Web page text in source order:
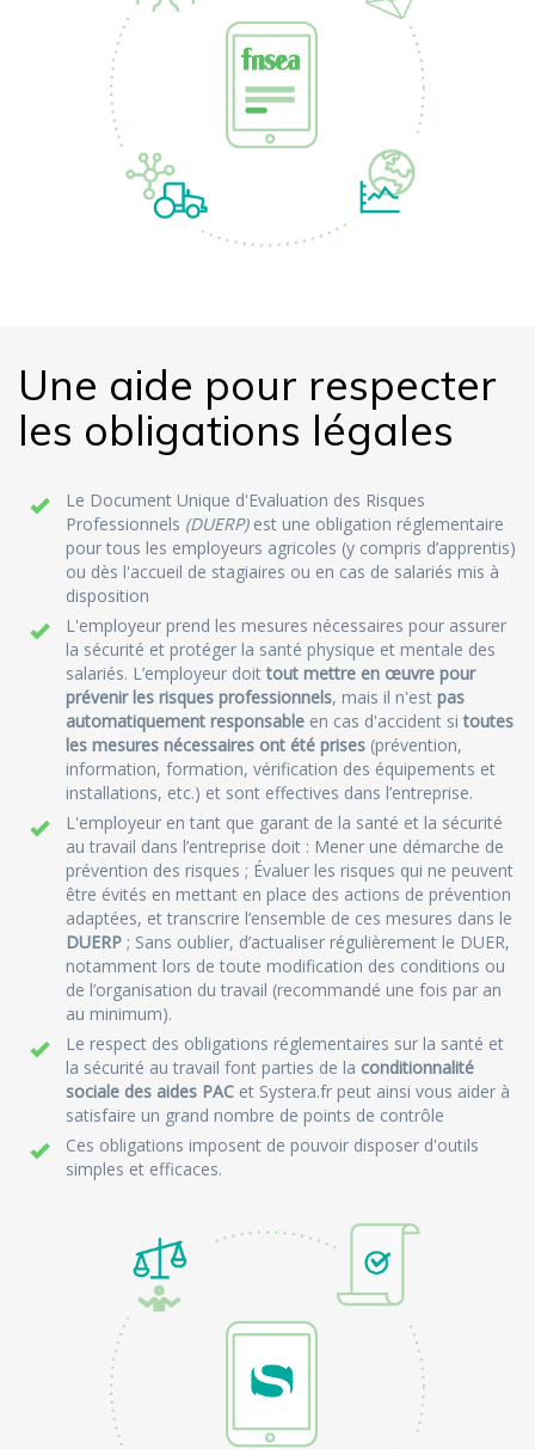
Une aide pour respecter
les obligations légales
Le Document Unique d'Evaluation des Risques
Professionnels (DUERP)est une obligation réglementaire
pour tous les employeurs agricoles (y compris d’apprentis)
ou dès l'accueil de stagiaires ou en cas de salariés mis à
disposition
L'employeur prend les mesures nécessaires pour assurer
la sécurité et protéger la santé physique et mentale des
salariés. L’employeur doittout mettre en œuvre pour
prévenir les risques professionnels, mais il n'est pas
automatiquement responsable en cas d'accident sitoutes
les mesures nécessaires ont été prises (prévention,
information, formation, vérification des équipements et
installations, etc.) et sont effectives dans l’entreprise.
L'employeur en tant que garant de la santé et la sécurité
au travail dans l’entreprise doit : Mener une démarche de
prévention des risques ; Évaluer les risques qui ne peuvent
être évités en mettant en place des actions de prévention
adaptées, et transcrire l’ensemble de ces mesures dans le
DUERP ; Sans oublier, d’actualiser régulièrement le DUER,
notamment lors de toute modification des conditions ou
de l’organisation du travail (recommandé une fois par an
au minimum).
Le respect des obligations réglementaires sur la santé et
la sécurité au travail font parties de la conditionnalité
sociale des aides PAC et Systera.fr peut ainsi vous aider à
satisfaire un grand nombre de points de contrôle
Ces obligations imposent de pouvoir disposer d'outils
simples et efficaces.